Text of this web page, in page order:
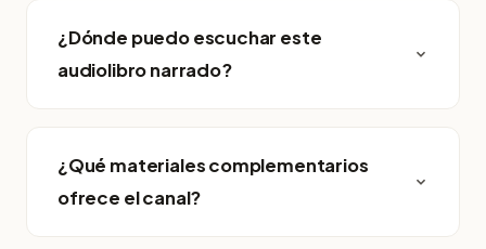
¿Dónde puedo escuchar este
audiolibro narrado?
¿Qué materiales complementarios
ofrece el canal?